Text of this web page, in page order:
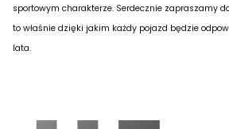
sportowym charakterze. Serdecznie zapraszamy
to właśnie dzięki jakim każdy pojazd będzie
lata.